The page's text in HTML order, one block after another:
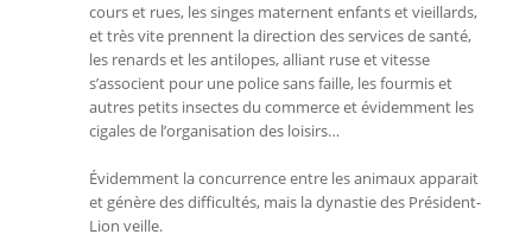
cours et rues, les singes maternent enfants et vieillards,
et très vite prennent la direction des services de santé,
les renards et les antilopes, alliant ruse et vitesse
s’associent pour une police sans faille, les fourmis et
autres petits insectes du commerce et évidemment les
cigales de l’organisation des loisirs…
Évidemment la concurrence entre les animaux apparait
et génère des difficultés, mais la dynastie des Président-
Lion veille.